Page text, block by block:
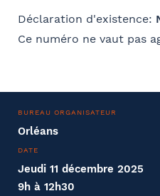
Déclaration d'existence:
Ce numéro ne vaut pas
BUREAU ORGANISATEUR
Orléans
DATE
Jeudi 11 décembre 2025
9h à 12h30